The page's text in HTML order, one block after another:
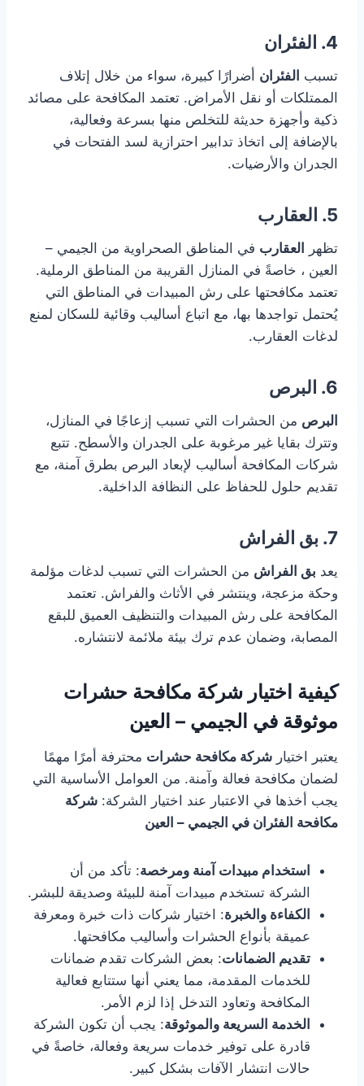
4. الفئران
تسبب الفئران أضرارًا كبيرة، سواء من خلال إتلاف
الممتلكات أو نقل الأمراض. تعتمد المكافحة على مصائد
ذكية وأجهزة حديثة للتخلص منها بسرعة وفعالية،
بالإضافة إلى اتخاذ تدابير احترازية لسد الفتحات في
الجدران والأرضيات.
5. العقارب
تظهر العقارب في المناطق الصحراوية من الجيمي –
العين ، خاصةً في المنازل القريبة من المناطق الرملية.
تعتمد مكافحتها على رش المبيدات في المناطق التي
يُحتمل تواجدها بها، مع اتباع أساليب وقائية للسكان لمنع
لدغات العقارب.
6. البرص
البرص من الحشرات التي تسبب إزعاجًا في المنازل،
وتترك بقايا غير مرغوبة على الجدران والأسطح. تتبع
شركات المكافحة أساليب لإبعاد البرص بطرق آمنة، مع
تقديم حلول للحفاظ على النظافة الداخلية.
7. بق الفراش
يعد بق الفراش من الحشرات التي تسبب لدغات مؤلمة
وحكة مزعجة، وينتشر في الأثاث والفراش. تعتمد
المكافحة على رش المبيدات والتنظيف العميق للبقع
المصابة، وضمان عدم ترك بيئة ملائمة لانتشاره.
كيفية اختيار شركة مكافحة حشرات
موثوقة في الجيمي – العين
يعتبر اختيار شركة مكافحة حشرات محترفة أمرًا مهمًا
لضمان مكافحة فعالة وآمنة. من العوامل الأساسية التي
يجب أخذها في الاعتبار عند اختيار الشركة: شركة
مكافحة الفئران في الجيمي – العين
استخدام مبيدات آمنة ومرخصة: تأكد من أن
الشركة تستخدم مبيدات آمنة للبيئة وصديقة للبشر.
الكفاءة والخبرة: اختيار شركات ذات خبرة ومعرفة
عميقة بأنواع الحشرات وأساليب مكافحتها.
تقديم الضمانات: بعض الشركات تقدم ضمانات
للخدمات المقدمة، مما يعني أنها ستتابع فعالية
المكافحة وتعاود التدخل إذا لزم الأمر.
الخدمة السريعة والموثوقة: يجب أن تكون الشركة
قادرة على توفير خدمات سريعة وفعالة، خاصةً في
حالات انتشار الآفات بشكل كبير.